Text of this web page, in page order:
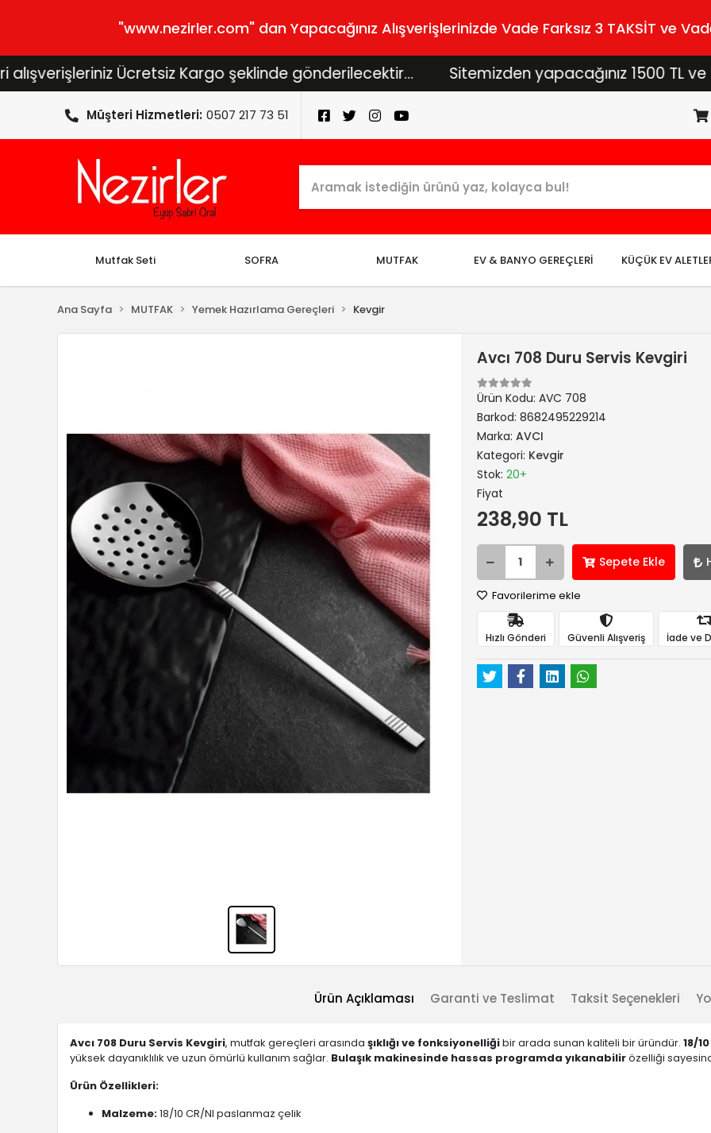
"www.nezirler.com" dan Yapacağınız Alışverişlerinizde Vade Farksız 3 TAKSİT ve
Ücretsiz Kargo şeklinde gönderilecektir... Sitemizden yapacağınız 1500 TL ve
Müşteri Hizmetleri: 0507 217 73 51
Mutfak Seti SOFRA MUTFAK EV & BANYO GEREÇLERİ KÜÇÜK EV
Ana Sayfa MUTFAK Yemek Hazırlama Gereçleri Kevgir
Avcı 708 Duru Servis Kevgiri
Ürün Kodu: AVC 708
Barkod: 8682495229214
Marka: AVCI
Kategori: Kevgir
Stok: 20+
Fiyat
238,90 TL
Sepete Ekle
Favorilerime ekle
Hızlı Gönderi Güvenli Alışveriş İade ve
Ürün Açıklaması Garanti ve Teslimat Taksit Seçenekleri
Avcı 708 Duru Servis Kevgiri, mutfak gereçleri arasında şıklığı ve fonksiyonelliğibir arada sunan kaliteli bir üründür. 18/
yüksek dayanıklılık ve uzun ömürlü kullanım sağlar. Bulaşık makinesinde hassas programda yıkanabilirözelliği
Ürün Özellikleri:
Malzeme:18/10 CR/NI paslanmaz çelik